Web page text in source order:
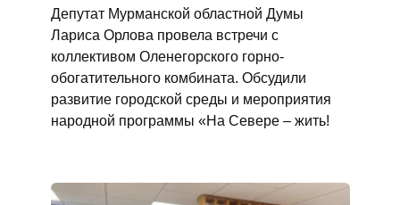
Депутат Мурманской областной Думы
Лариса Орлова провела встречи с
коллективом Оленегорского горно-
обогатительного комбината. Обсудили
развитие городской среды и мероприятия
народной программы «На Севере – жить!